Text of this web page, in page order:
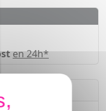
en 24h*